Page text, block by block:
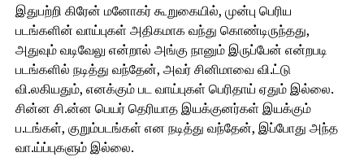
இதுபற்றி கிரேன் மனோகர் கூறுகையில், முன்பு பெரிய
படங்களின் வாய்புகள் அதிகமாக வந்து கொண்டிருந்தது,
அதுவும் வடிவேலு என்றால் அங்கு நானும் இருப்பேன் என்றபடி
படங்களில் நடித்து வந்தேன், அவர் சினிமாவை வி.ட்டு
வி.லகியதும், எனக்கும் பட வாய்புகள் பெரிதாய் ஏதும் இல்லை.
சின்ன சி.ன்ன பெயர் தெரியாத இயக்குனர்கள் இயக்கும்
ப.டங்கள், குறும்படங்கள் என நடித்து வந்தேன், இப்போது அந்த
வா.ய்ப்புகளும் இல்லை.